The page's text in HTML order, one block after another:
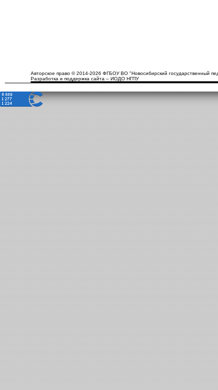
Авторское право © 2014-2026 ФГБОУ ВО "Новосибирский государственный
Разработка и поддержка сайта – ИОДО НГПУ